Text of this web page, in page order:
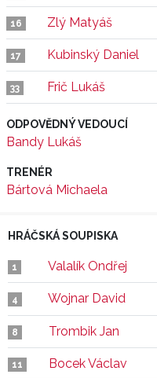
16 Zlý Matyáš
17 Kubinský Daniel
33 Frič Lukáš
ODPOVĚDNÝ VEDOUCÍ
Bandy Lukáš
TRENÉR
Bártová Michaela
HRÁČSKÁ SOUPISKA
1 Valalík Ondřej
4 Wojnar David
8 Trombik Jan
11 Bocek Václav